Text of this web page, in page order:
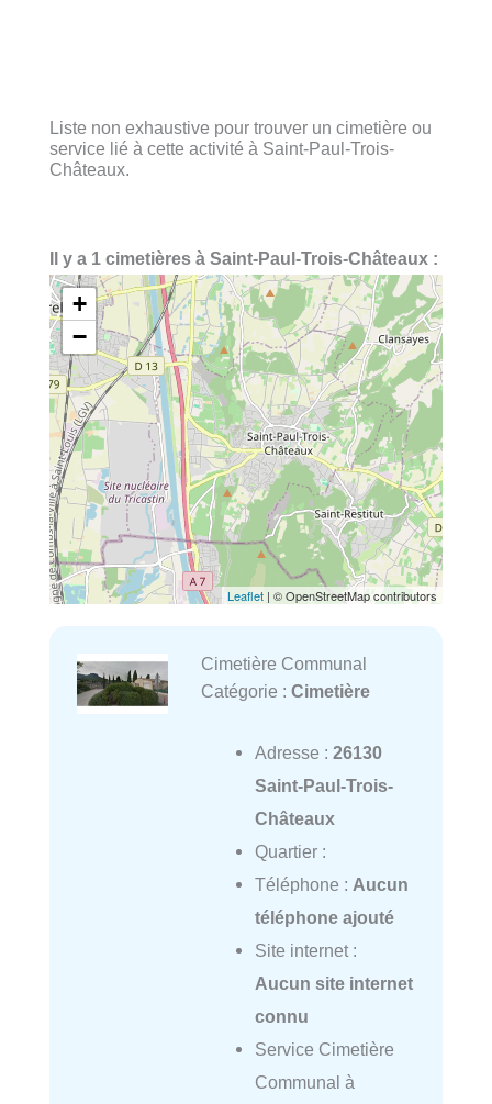
Liste non exhaustive pour trouver un cimetière ou
service lié à cette activité à Saint-Paul-Trois-
Châteaux.
Il y a 1 cimetières à Saint-Paul-Trois-Châteaux :
+
−
Leaflet | © OpenStreetMap contributors
Cimetière Communal
Catégorie : Cimetière
Adresse : 26130
Saint-Paul-Trois-
Châteaux
Quartier :
Téléphone : Aucun
téléphone ajouté
Site internet :
Aucun site internet
connu
Service Cimetière
Communal à